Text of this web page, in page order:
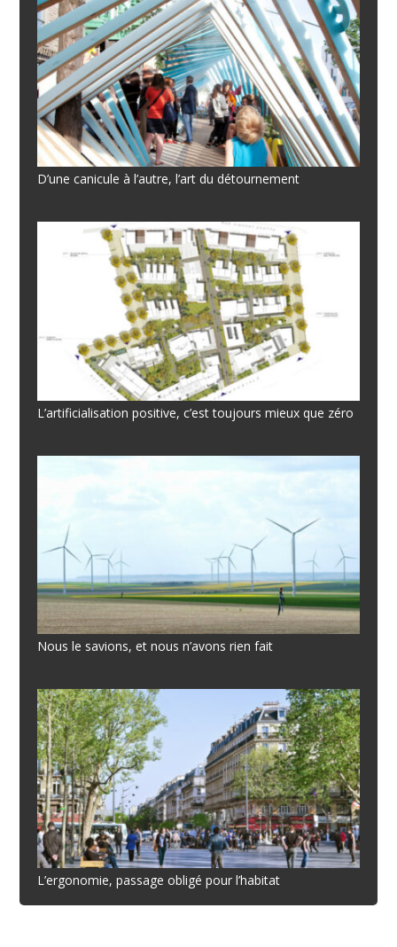
D’une canicule à l’autre, l’art du détournement
L’artificialisation positive, c’est toujours mieux que zéro
Nous le savions, et nous n’avons rien fait
L’ergonomie, passage obligé pour l’habitat